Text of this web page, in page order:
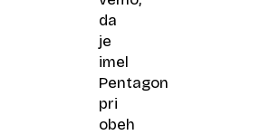
da
je
imel
Pentagon
pri
obeh